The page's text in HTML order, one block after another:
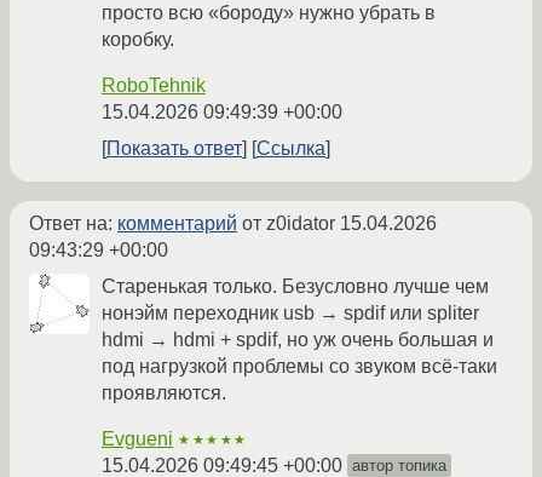
просто всю «бороду» нужно убрать в
коробку.
RoboTehnik
15.04.2026 09:49:39 +00:00
Показать ответ
Ссылка
Ответ на: комментарий от z0idator 15.04.2026
09:43:29 +00:00
Старенькая только. Безусловно лучше чем
нонэйм переходник usb → spdif или spliter
hdmi → hdmi + spdif, но уж очень большая и
под нагрузкой проблемы со звуком всё-таки
проявляются.
Evgueni ★★★★★
15.04.2026 09:49:45 +00:00 автор топика